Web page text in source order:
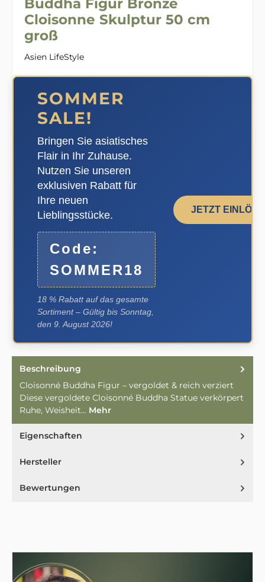
Buddha Figur Bronze
Cloisonne Skulptur 50 cm
groß
Asien LifeStyle
SOMMER
SALE!
Bringen Sie asiatisches
Flair in Ihr Zuhause.
Nutzen Sie unseren
exklusiven Rabatt für
Ihre neuen
Lieblingsstücke.
Code:
SOMMER18
18 % Rabatt auf das gesamte
Sortiment – Gültig bis Sonntag,
den 9. August 2026!
JETZT
Beschreibung
Cloisonné Buddha Figur – vergoldet & reich verziert
Diese vergoldete Cloisonné Buddha Statue verkörpert
Ruhe, Weisheit… Mehr
Eigenschaften
Hersteller
Bewertungen